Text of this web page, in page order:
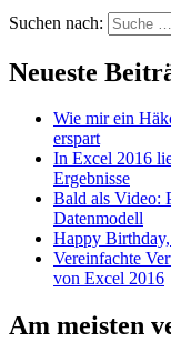
Suchen nach:
Neueste
Wie mir ein
erspart
In Excel 2016
Ergebnisse
Bald als Video:
Datenmodell
Happy
Vereinfachte
von Excel 2016
Am meisten